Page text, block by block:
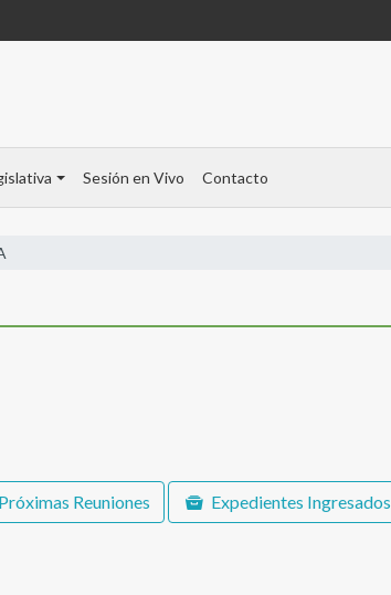
Sesión en Vivo Contacto
Próximas Reuniones Expedientes Ingresados